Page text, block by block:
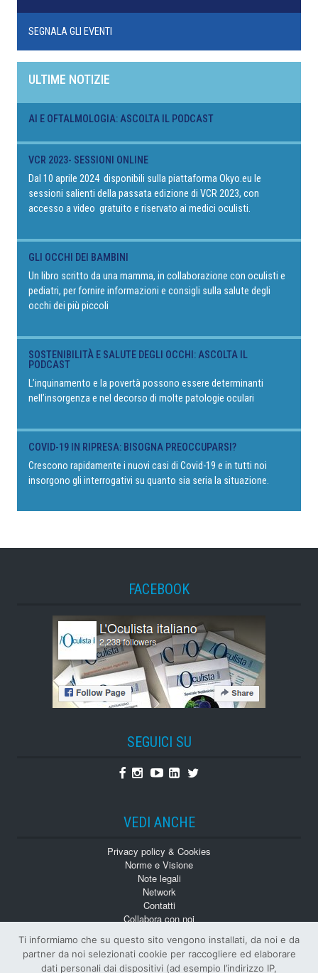
SEGNALA GLI EVENTI
ULTIME NOTIZIE
AI E OFTALMOLOGIA: ASCOLTA IL PODCAST
VCR 2023- SESSIONI ONLINE
Dal 10 aprile 2024 disponibili sulla piattaforma Okyo.eu le
sessioni salienti della passata edizione di VCR 2023, con
accesso a video gratuito e riservato ai medici oculisti.
GLI OCCHI DEI BAMBINI
Un libro scritto da una mamma, in collaborazione con oculisti e
pediatri, per fornire informazioni e consigli sulla salute degli
occhi dei più piccoli
SOSTENIBILITÀ E SALUTE DEGLI OCCHI: ASCOLTA IL
PODCAST
L’inquinamento e la povertà possono essere determinanti
nell’insorgenza e nel decorso di molte patologie oculari
COVID-19 IN RIPRESA: BISOGNA PREOCCUPARSI?
Crescono rapidamente i nuovi casi di Covid-19 e in tutti noi
insorgono gli interrogativi su quanto sia seria la situazione.
FACEBOOK
SEGUICI SU
Facebook
Instagram
YoutubeLinkedin
Twitter
VEDI ANCHE
Privacy policy & Cookies
Norme e Visione
Note legali
Network
Contatti
Collabora con noi
Numeri Arretrati
Ti informiamo che su questo sito vengono installati, da noi e da
partner da noi selezionati cookie per raccogliere ed elaborare
dati personali dai dispositivi (ad esempio l’indirizzo IP,